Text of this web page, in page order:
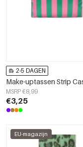
2-5 DAGEN
MSRP €8,99
€3,25
EU-magazijn